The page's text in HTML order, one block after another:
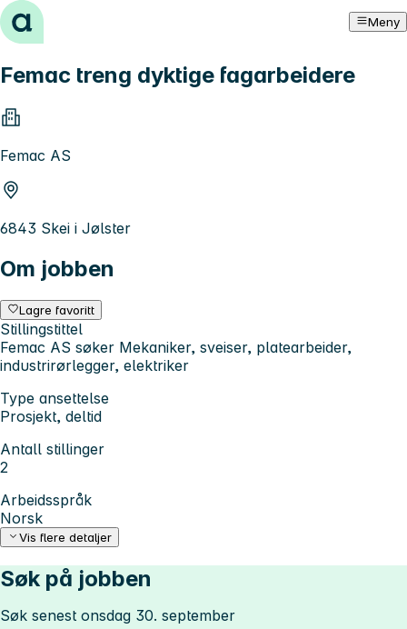
Hopp til innhold Meny
Femac treng dyktige fagarbeidere
Femac AS
6843 Skei i Jølster
Om jobben
Lagre favoritt
Stillingstittel
Femac AS søker Mekaniker, sveiser, platearbeider,
industrirørlegger, elektriker
Type ansettelse
Prosjekt, deltid
Antall stillinger
2
Arbeidsspråk
Norsk
Vis flere detaljer
Søk på jobben
Søk senest onsdag 30. september